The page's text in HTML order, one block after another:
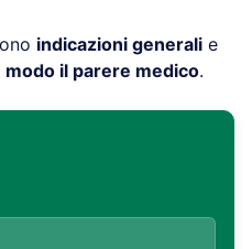
indicazioni generali e
il parere medico.